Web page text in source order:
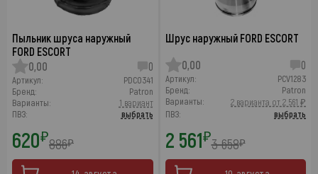
Пыльник шруса наружный
FORD ESCORT
0,00
0
Артикул:
PDC0341
Бренд:
Patron
Варианты:
1 вариант
ПВЗ:
выбрать
620₽886₽
Шрус наружный FORD ESCORT
0,00
0
Артикул:
PCV1283
Бренд:
Patron
Варианты:
2 варианта от 2 561 ₽
ПВЗ:
выбрать
2 561₽3 658₽